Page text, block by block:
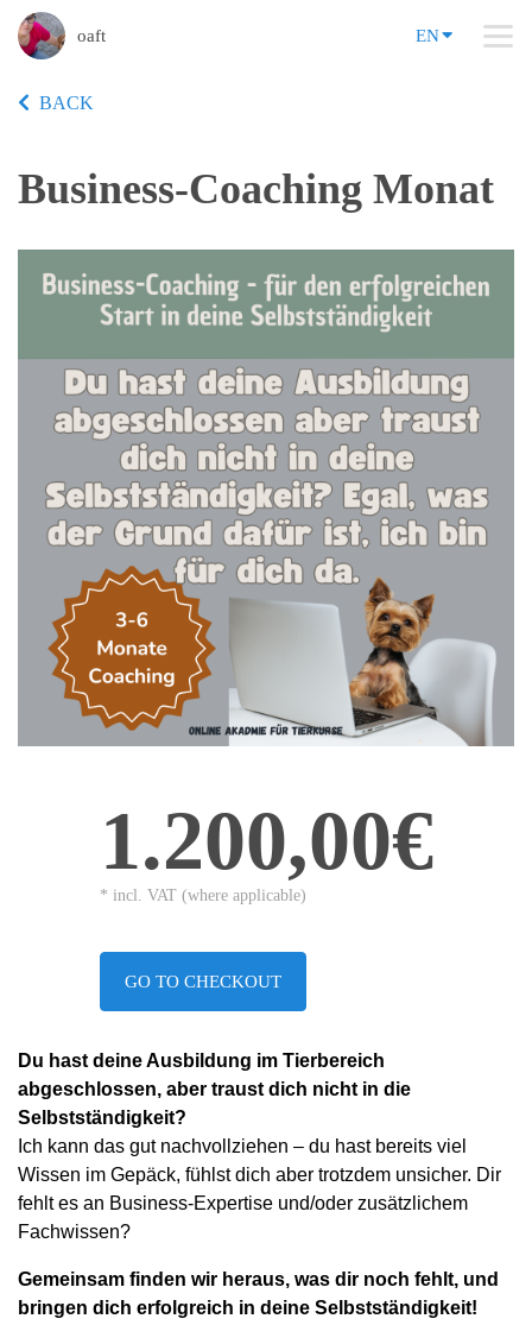
oaft EN
BACK
Business-Coaching Monat
1.200,00€
* incl. VAT (where applicable)
GO TO CHECKOUT
Du hast deine Ausbildung im Tierbereich
abgeschlossen, aber traust dich nicht in die
Selbstständigkeit?
Ich kann das gut nachvollziehen – du hast bereits viel
Wissen im Gepäck, fühlst dich aber trotzdem unsicher. Dir
fehlt es an Business-Expertise und/oder zusätzlichem
Fachwissen?
Gemeinsam finden wir heraus, was dir noch fehlt, und
bringen dich erfolgreich in deine Selbstständigkeit!